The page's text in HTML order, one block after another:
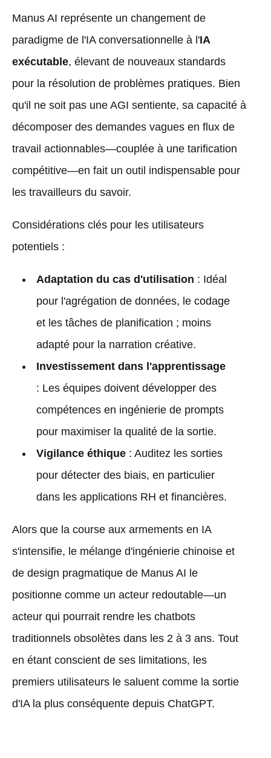
Manus AI représente un changement de
paradigme de l'IA conversationnelle à l'IA
exécutable, élevant de nouveaux standards
pour la résolution de problèmes pratiques. Bien
qu'il ne soit pas une AGI sentiente, sa capacité à
décomposer des demandes vagues en flux de
travail actionnables—couplée à une tarification
compétitive—en fait un outil indispensable pour
les travailleurs du savoir.
Considérations clés pour les utilisateurs
potentiels :
Adaptation du cas d'utilisation : Idéal
pour l'agrégation de données, le codage
et les tâches de planification ; moins
adapté pour la narration créative.
Investissement dans l'apprentissage
: Les équipes doivent développer des
compétences en ingénierie de prompts
pour maximiser la qualité de la sortie.
Vigilance éthique: Auditez les sorties
pour détecter des biais, en particulier
dans les applications RH et financières.
Alors que la course aux armements en IA
s'intensifie, le mélange d'ingénierie chinoise et
de design pragmatique de Manus AI le
positionne comme un acteur redoutable—un
acteur qui pourrait rendre les chatbots
traditionnels obsolètes dans les 2 à 3 ans. Tout
en étant conscient de ses limitations, les
premiers utilisateurs le saluent comme la sortie
d'IA la plus conséquente depuis ChatGPT.